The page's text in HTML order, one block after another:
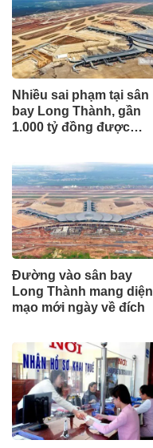
Nhiều sai phạm tại sân
bay Long Thành, gần
1.000 tỷ đồng được
Đường vào sân bay
Long Thành mang diện
mạo mới ngày về đích